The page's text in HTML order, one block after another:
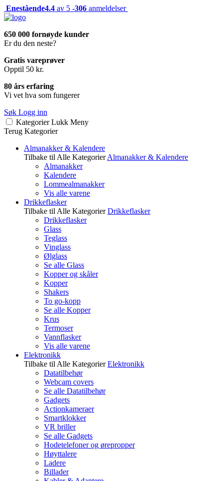
Enestående4.4 av 5 -306 anmeldelser
650 000 fornøyde kunder
Er du den neste?
Gratis vareprøver
Opptil 50 kr.
80 års erfaring
Vi vet hva som fungerer
Søk Logg inn
Kategorier Lukk Meny
Terug Kategorier
Almanakker & Kalendere
Tilbake til Alle Kategorier Almanakker & Kalendere
Almanakker
Kalendere
Lommealmanakker
Vis alle varene
Drikkeflasker
Tilbake til Alle Kategorier Drikkeflasker
Drikkeflasker
Glass
Teglass
Vinglass
Ølglass
Se alle Glass
Kopper og skåler
Kopper
Shakers
To go-kopp
Se alle Kopper
Krus
Termoser
Vannflasker
Vis alle varene
Elektronikk
Tilbake til Alle Kategorier Elektronikk
Datatilbehør
Webcam covers
Se alle Datatilbehør
Gadgets
Actionkameraer
Smartklokker
VR briller
Se alle Gadgets
Hodetelefoner og ørepropper
Høyttalere
Ladere
Billader